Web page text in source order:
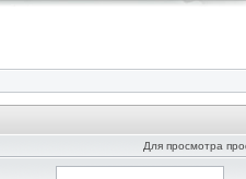
Для просмотра